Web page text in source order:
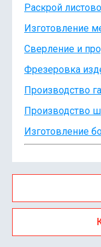
Раскрой
Изготовление
Сверление и
Фрезеровка
Производство
Производство
Изготовление